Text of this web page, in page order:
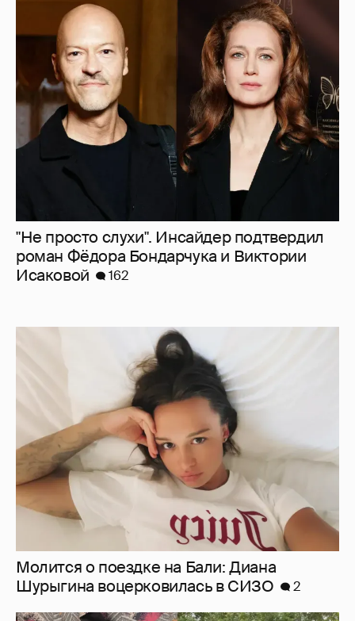
"Не просто слухи". Инсайдер подтвердил
роман Фёдора Бондарчука и Виктории
Исаковой
162
Молится о поездке на Бали: Диана
Шурыгина воцерковилась в СИЗО
2